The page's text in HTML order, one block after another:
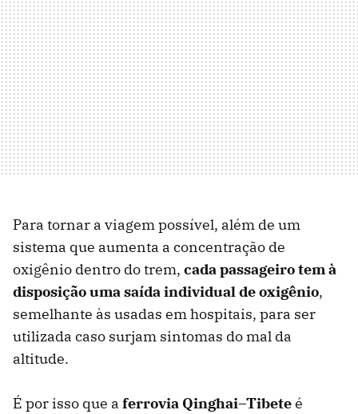
Para tornar a viagem possível, além de um
sistema que aumenta a concentração de
oxigênio dentro do trem, cada passageiro tem à
disposição uma saída individual de oxigênio,
semelhante às usadas em hospitais, para ser
utilizada caso surjam sintomas do mal da
altitude.
É por isso que a ferrovia Qinghai–Tibeteé